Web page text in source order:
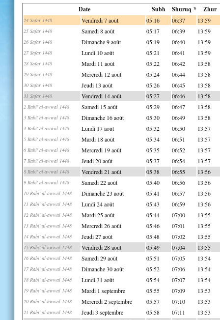
Date Subh Shuruq * Zhur
24 Safar 1448 Vendredi 7 août 05:16 06:37 13:59
25 Safar 1448 Samedi 8 août 05:17 06:39 13:59
26 Safar 1448 Dimanche 9 août 05:19 06:40 13:59
27 Safar 1448 Lundi 10 août 05:21 06:41 13:59
28 Safar 1448 Mardi 11 août 05:22 06:42 13:58
29 Safar 1448 Mercredi 12 août 05:24 06:44 13:58
30 Safar 1448 Jeudi 13 août 05:26 06:45 13:58
31 Safar 1448 Vendredi 14 août 05:27 06:46 13:58
2 Rabi' al-awwal 1448 Samedi 15 août 05:29 06:47 13:58
3 Rabi' al-awwal 1448 Dimanche 16 août 05:30 06:49 13:58
4 Rabi' al-awwal 1448 Lundi 17 août 05:32 06:50 13:57
5 Rabi' al-awwal 1448 Mardi 18 août 05:34 06:51 13:57
6 Rabi' al-awwal 1448 Mercredi 19 août 05:35 06:52 13:57
7 Rabi' al-awwal 1448 Jeudi 20 août 05:37 06:54 13:57
8 Rabi' al-awwal 1448 Vendredi 21 août 05:38 06:55 13:56
9 Rabi' al-awwal 1448 Samedi 22 août 05:40 06:56 13:56
10 Rabi' al-awwal 1448 Dimanche 23 août 05:41 06:57 13:56
11 Rabi' al-awwal 1448 Lundi 24 août 05:43 06:59 13:56
12 Rabi' al-awwal 1448 Mardi 25 août 05:44 07:00 13:55
13 Rabi' al-awwal 1448 Mercredi 26 août 05:46 07:01 13:55
14 Rabi' al-awwal 1448 Jeudi 27 août 05:48 07:02 13:55
15 Rabi' al-awwal 1448 Vendredi 28 août 05:49 07:04 13:55
16 Rabi' al-awwal 1448 Samedi 29 août 05:51 07:05 13:54
17 Rabi' al-awwal 1448 Dimanche 30 août 05:52 07:06 13:54
18 Rabi' al-awwal 1448 Lundi 31 août 05:54 07:07 13:54
19 Rabi' al-awwal 1448 Mardi 1 septembre 05:55 07:09 13:53
20 Rabi' al-awwal 1448 Mercredi 2 septembre 05:57 07:10 13:53
21 Rabi' al-awwal 1448 Jeudi 3 septembre 05:58 07:11 13:53